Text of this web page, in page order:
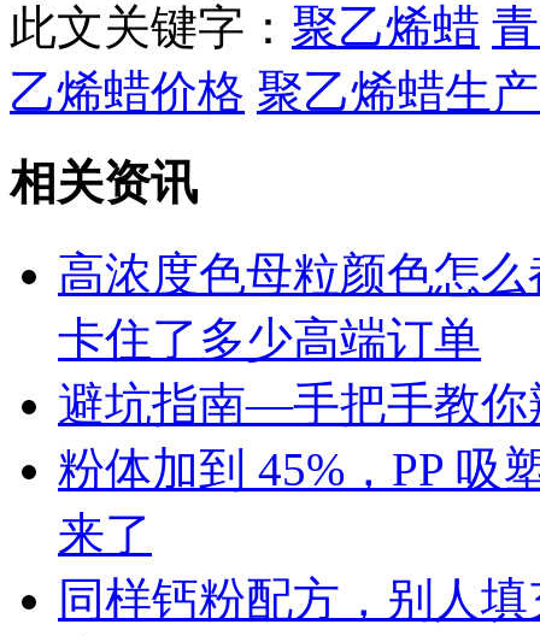
此文关键字： 聚乙烯蜡
乙烯蜡价格 聚乙烯蜡生
相关资讯
高浓度色母粒颜色怎
卡住了多少高端订单
避坑指南—手把手教你
粉体加到 45%，PP 吸
来了
同样钙粉配方，别人